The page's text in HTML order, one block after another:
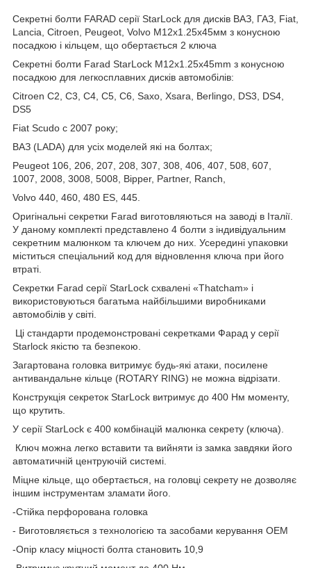
Секретні болти FARAD серії StarLock для дисків ВАЗ, ГАЗ, Fiat,
Lancia, Citroen, Peugeot, Volvo М12х1.25х45мм з конусною
посадкою і кільцем, що обертається 2 ключа
Секретні болти Farad StarLock M12x1.25x45mm з конусною
посадкою для легкосплавних дисків автомобілів:
Citroen C2, C3, C4, C5, C6, Saxo, Xsara, Berlingo, DS3, DS4,
DS5
Fiat Scudo с 2007 року;
ВАЗ (LADA) для усіх моделей які на болтах;
Peugeot 106, 206, 207, 208, 307, 308, 406, 407, 508, 607,
1007, 2008, 3008, 5008, Bipper, Partner, Ranch,
Volvo 440, 460, 480 ES, 445.
Оригінальні секретки Farad виготовляються на заводі в Італії.
У даному комплекті представлено 4 болти з індивідуальним
секретним малюнком та ключем до них. Усередині упаковки
міститься спеціальний код для відновлення ключа при його
втраті.
Секретки Farad серії StarLock схвалені «Thatcham» і
використовуються багатьма найбільшими виробниками
автомобілів у світі.
Ці стандарти продемонстровані секретками Фарад у серії
Starlock якістю та безпекою.
Загартована головка витримує будь-які атаки, посилене
антивандальне кільце (ROTARY RING) не можна відрізати.
Конструкція секреток StarLock витримує до 400 Нм моменту,
що крутить.
У серії StarLock є 400 комбінацій малюнка секрету (ключа).
Ключ можна легко вставити та вийняти із замка завдяки його
автоматичній центруючій системі.
Міцне кільце, що обертається, на головці секрету не дозволяє
іншим інструментам зламати його.
-Стійка перфорована головка
- Виготовляється з технологією та засобами керування OEM
-Опір класу міцності болта становить 10,9